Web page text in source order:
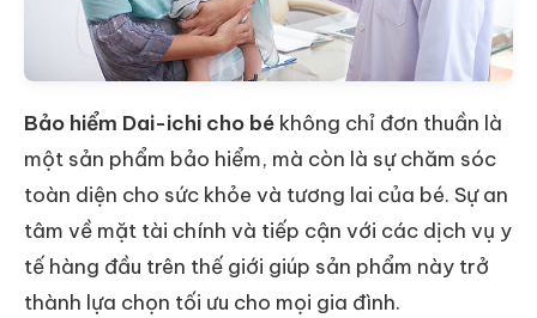
Bảo hiểm Dai-ichi cho bé không chỉ đơn thuần là
một sản phẩm bảo hiểm, mà còn là sự chăm sóc
toàn diện cho sức khỏe và tương lai của bé. Sự an
tâm về mặt tài chính và tiếp cận với các dịch vụ y
tế hàng đầu trên thế giới giúp sản phẩm này trở
thành lựa chọn tối ưu cho mọi gia đình.